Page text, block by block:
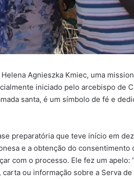
Agnieszka Kmiec, uma
iniciado pelo arcebispo de
santa, é um símbolo de fé e
preparatória que teve início em
e a obtenção do consentimento
com o processo. Ele fez um apelo:
ou informação sobre a Serva